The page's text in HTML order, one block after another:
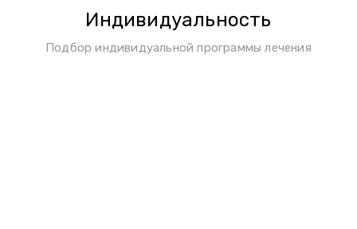
Индивидуальность
Подбор индивидуальной программы лечения